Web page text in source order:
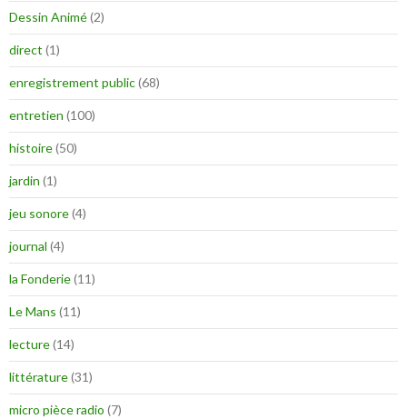
Dessin Animé(2)
direct (1)
enregistrement public(68)
entretien (100)
histoire(50)
jardin (1)
jeu sonore(4)
journal (4)
la Fonderie(11)
Le Mans (11)
lecture(14)
littérature(31)
micro pièce radio (7)